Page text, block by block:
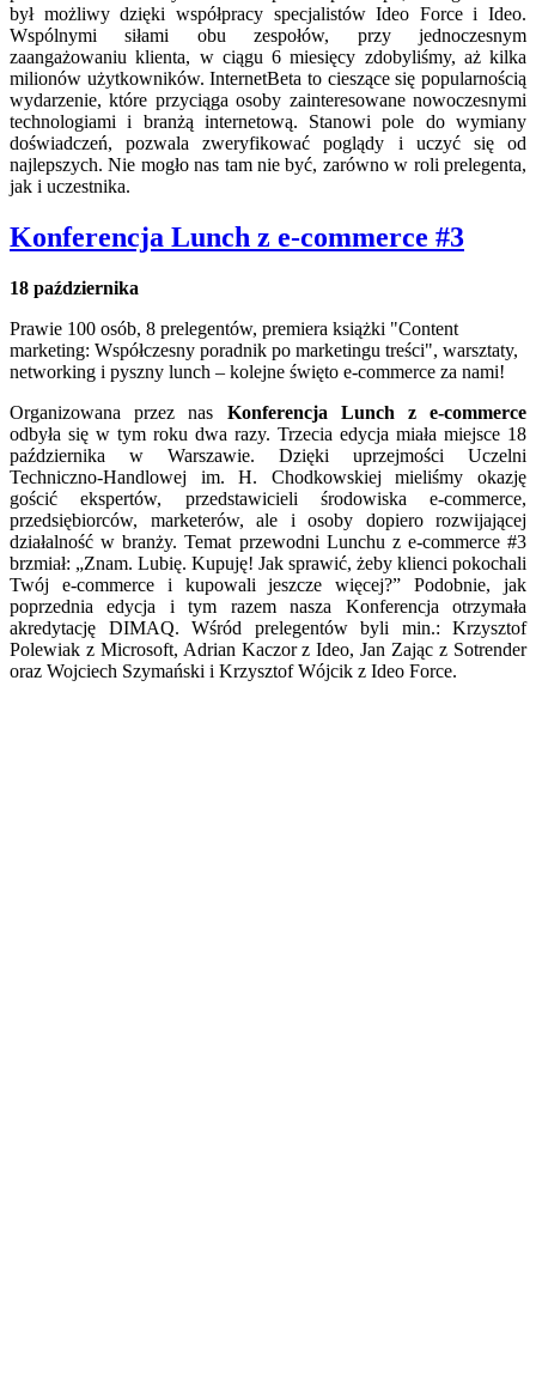
był możliwy dzięki współpracy specjalistów Ideo Force i Ideo.
Wspólnymi siłami obu zespołów, przy jednoczesnym
zaangażowaniu klienta, w ciągu 6 miesięcy zdobyliśmy, aż kilka
milionów użytkowników. InternetBeta to cieszące się popularnością
wydarzenie, które przyciąga osoby zainteresowane nowoczesnymi
technologiami i branżą internetową. Stanowi pole do wymiany
doświadczeń, pozwala zweryfikować poglądy i uczyć się od
najlepszych. Nie mogło nas tam nie być, zarówno w roli prelegenta,
jak i uczestnika.
Konferencja Lunch z e-commerce #3
18 października
Prawie 100 osób, 8 prelegentów, premiera książki "Content
marketing: Współczesny poradnik po marketingu treści", warsztaty,
networking i pyszny lunch – kolejne święto e-commerce za nami!
Organizowana przez nas Konferencja Lunch z e-commerce
odbyła się w tym roku dwa razy. Trzecia edycja miała miejsce 18
października w Warszawie. Dzięki uprzejmości Uczelni
Techniczno-Handlowej im. H. Chodkowskiej mieliśmy okazję
gościć ekspertów, przedstawicieli środowiska e-commerce,
przedsiębiorców, marketerów, ale i osoby dopiero rozwijającej
działalność w branży. Temat przewodni Lunchu z e-commerce #3
brzmiał: „Znam. Lubię. Kupuję! Jak sprawić, żeby klienci pokochali
Twój e-commerce i kupowali jeszcze więcej?” Podobnie, jak
poprzednia edycja i tym razem nasza Konferencja otrzymała
akredytację DIMAQ. Wśród prelegentów byli min.: Krzysztof
Polewiak z Microsoft, Adrian Kaczor z Ideo, Jan Zając z Sotrender
oraz Wojciech Szymański i Krzysztof Wójcik z Ideo Force.